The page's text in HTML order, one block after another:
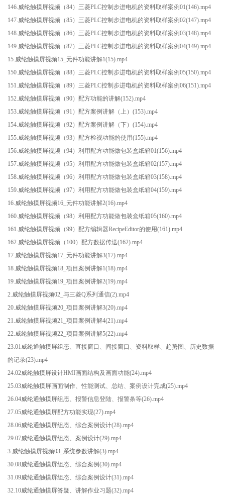
146.威纶触摸屏视频（84）三菱PLC控制步进电机的资料取样案例01(146).mp4
147.威纶触摸屏视频（85）三菱PLC控制步进电机的资料取样案例02(147).mp4
148.威纶触摸屏视频（86）三菱PLC控制步进电机的资料取样案例03(148).mp4
149.威纶触摸屏视频（87）三菱PLC控制步进电机的资料取样案例04(149).mp4
15.威纶触摸屏视频15_元件功能讲解1(15).mp4
150.威纶触摸屏视频（88）三菱PLC控制步进电机的资料取样案例05(150).mp4
151.威纶触摸屏视频（89）三菱PLC控制步进电机的资料取样案例06(151).mp4
152.威纶触摸屏视频（90）配方功能的讲解(152).mp4
153.威纶触摸屏视频（91）配方案例讲解（上）(153).mp4
154.威纶触摸屏视频（92）配方案例讲解（下）(154).mp4
155.威纶触摸屏视频（93）配方检视功能的使用(155).mp4
156.威纶触摸屏视频（94）利用配方功能做包装盒纸箱01(156).mp4
157.威纶触摸屏视频（95）利用配方功能做包装盒纸箱02(157).mp4
158.威纶触摸屏视频（96）利用配方功能做包装盒纸箱03(158).mp4
159.威纶触摸屏视频（97）利用配方功能做包装盒纸箱04(159).mp4
16.威纶触摸屏视频16_元件功能讲解2(16).mp4
160.威纶触摸屏视频（98）利用配方功能做包装盒纸箱05(160).mp4
161.威纶触摸屏视频（99）配方编辑器RecipeEditor的使用(161).mp4
162.威纶触摸屏视频（100）配方数据传送(162).mp4
17.威纶触摸屏视频17_元件功能讲解3(17).mp4
18.威纶触摸屏视频18_项目案例讲解1(18).mp4
19.威纶触摸屏视频19_项目案例讲解2(19).mp4
2.威纶触摸屏视频02_与三菱Q系列通信(2).mp4
20.威纶触摸屏视频20_项目案例讲解3(20).mp4
21.威纶触摸屏视频21_项目案例讲解4(21).mp4
22.威纶触摸屏视频22_项目案例讲解5(22).mp4
23.01威纶通触摸屏组态、直接窗口、间接窗口、资料取样、趋势图、历史数据
的记录(23).mp4
24.02威纶触摸屏设计HMI画面结构及画面功能(24).mp4
25.03威纶触摸屏画面制作、性能测试、总结、案例设计完成(25).mp4
26.04威纶通触摸屏组态、报警信息登陆、报警条等(26).mp4
27.05威纶通触摸屏配方功能实现(27).mp4
28.06威纶通触摸屏组态、综合案例设计(28).mp4
29.07威纶通触摸屏组态、案例设计(29).mp4
3.威纶触摸屏视频03_系统参数讲解(3).mp4
30.08威纶通触摸屏组态、综合案例(30).mp4
31.09威纶通触摸屏组态、综合案例设计(31).mp4
32.10威纶通触摸屏答疑、讲解作业习题(32).mp4